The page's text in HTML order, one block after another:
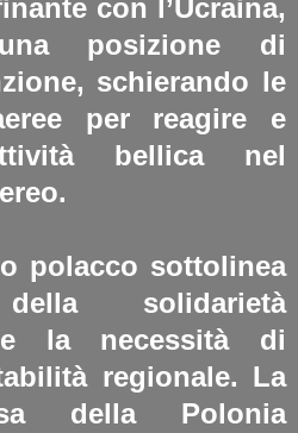
con l’Ucraina,
posizione di
schierando le
per reagire e
bellica nel
polacco sottolinea
della solidarietà
e la necessità di
regionale. La
della Polonia